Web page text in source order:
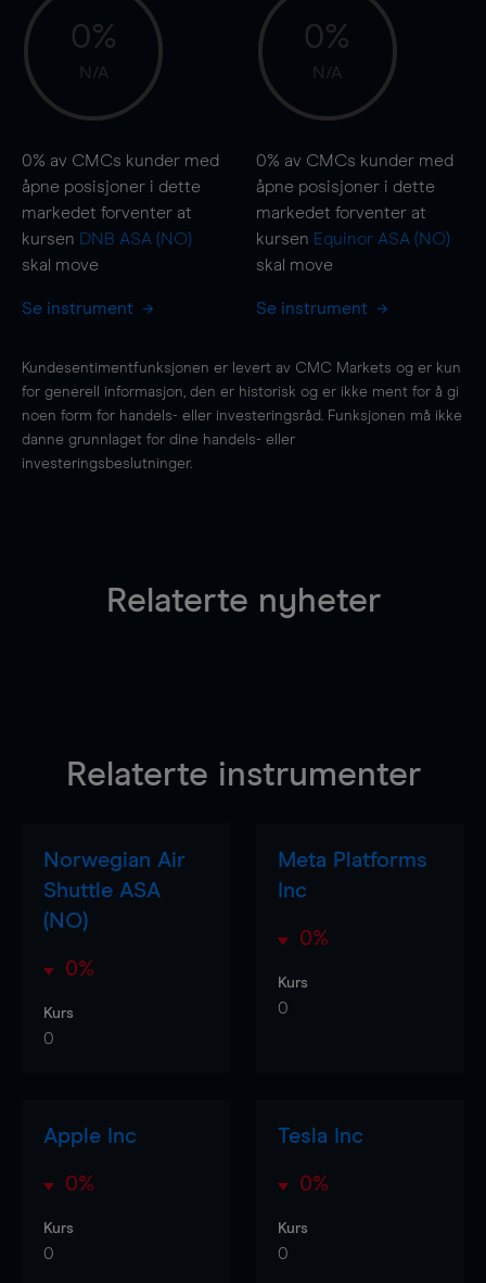
0%
N/A
0% av CMCs kunder med
åpne posisjoner i dette
markedet forventer at
kursen DNB ASA (NO)
skal move
Se instrument
0%
N/A
0% av CMCs kunder med
åpne posisjoner i dette
markedet forventer at
kursen Equinor ASA (NO)
skal move
Se instrument
Kundesentimentfunksjonen er levert av CMC Markets og er kun
for generell informasjon, den er historisk og er ikke ment for å gi
noen form for handels- eller investeringsråd. Funksjonen må ikke
danne grunnlaget for dine handels- eller
investeringsbeslutninger.
Relaterte nyheter
Relaterte instrumenter
Norwegian Air
Shuttle ASA
(NO)
0%
Kurs
0
Meta Platforms
Inc
0%
Kurs
0
Apple Inc
0%
Kurs
0
Tesla Inc
0%
Kurs
0